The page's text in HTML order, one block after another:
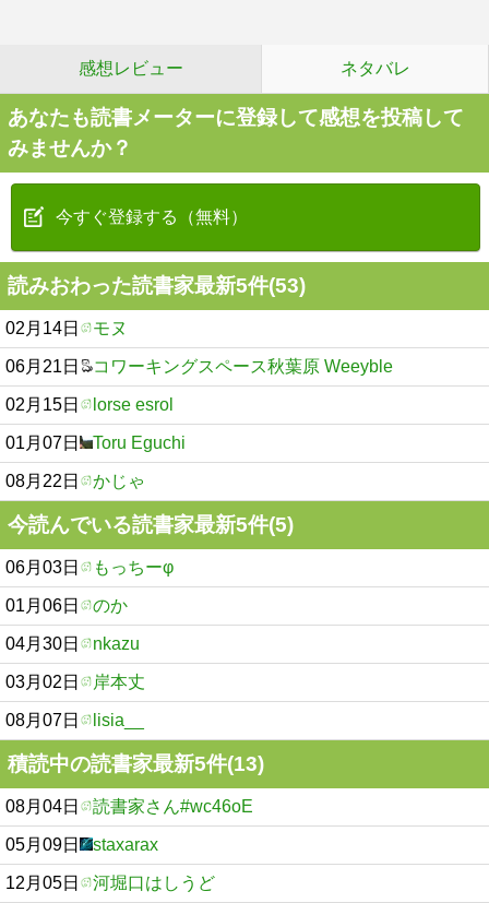
感想レビュー ネタバレ
あなたも読書メーターに登録して感想を投稿して
みませんか？
今すぐ登録する（無料）
読みおわった読書家最新5件(53)
02月14日 モヌ
06月21日 コワーキングスペース秋葉原 Weeyble
02月15日 lorse esrol
01月07日 Toru Eguchi
08月22日 かじゃ
今読んでいる読書家最新5件(5)
06月03日 もっちーφ
01月06日 のか
04月30日 nkazu
03月02日 岸本丈
08月07日 lisia__
積読中の読書家最新5件(13)
08月04日 読書家さん#wc46oE
05月09日 staxarax
12月05日 河堀口はしうど